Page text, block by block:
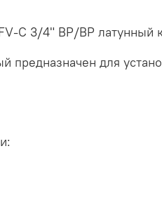
С 3/4" ВР/ВР латунный
предназначен для